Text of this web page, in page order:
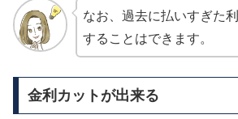
なお、過去に払いすぎた
することはできます。
金利カットが出来る